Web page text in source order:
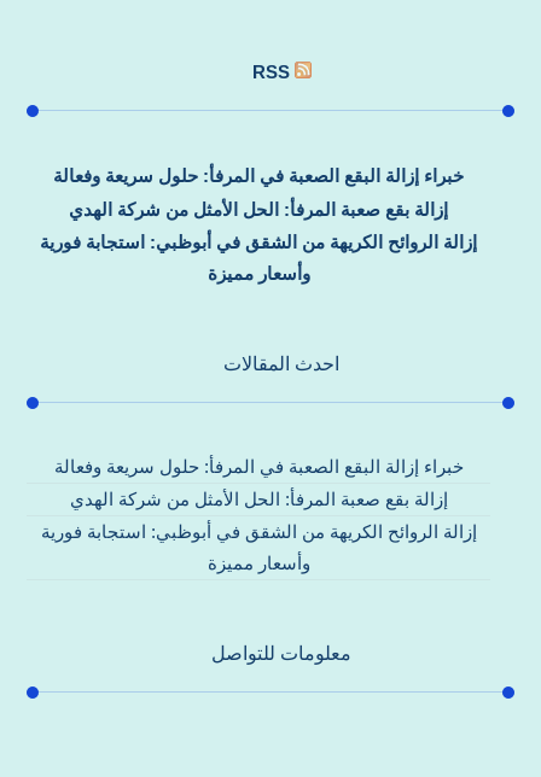
RSS
خبراء إزالة البقع الصعبة في المرفأ: حلول سريعة وفعالة
إزالة بقع صعبة المرفأ: الحل الأمثل من شركة الهدي
إزالة الروائح الكريهة من الشقق في أبوظبي: استجابة فورية
وأسعار مميزة
احدث المقالات
خبراء إزالة البقع الصعبة في المرفأ: حلول سريعة وفعالة
إزالة بقع صعبة المرفأ: الحل الأمثل من شركة الهدي
إزالة الروائح الكريهة من الشقق في أبوظبي: استجابة فورية
وأسعار مميزة
معلومات للتواصل